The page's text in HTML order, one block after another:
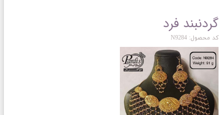
گردنبند فرد
کد محصول: N9284